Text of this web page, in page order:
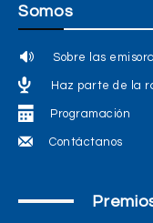
Somos
Sobre las
Haz parte de la
Programación
Contáctanos